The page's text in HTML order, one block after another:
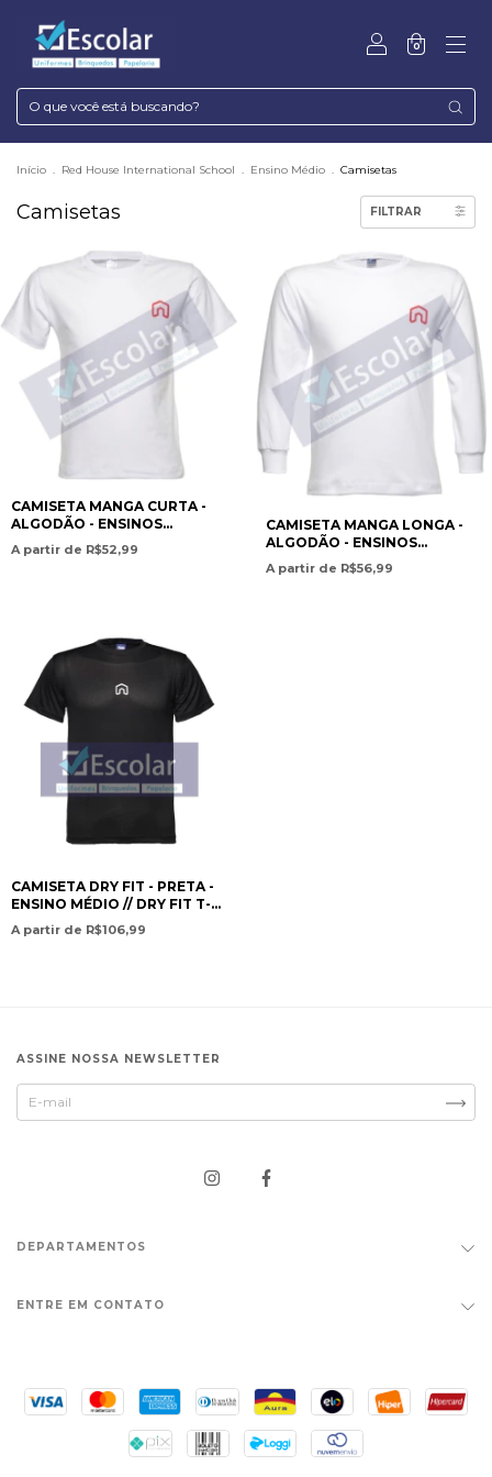
0
Início . Red House International School . Ensino Médio . Camisetas
Camisetas FILTRAR
CAMISETA MANGA CURTA -
ALGODÃO - ENSINOS
INFANTIL E FUNDAMENTAL /
SHORT-SLEEVE COTTON T-
A partir de R$52,99
CAMISETA MANGA LONGA -
ALGODÃO - ENSINOS
INFANTIL E FUNDAMENTAL /
LONG-SLEEVE COTTON T-
A partir de R$56,99
CAMISETA DRY FIT - PRETA -
ENSINO MÉDIO // DRY FIT T-
SHIRT - BLACK - HIGH
SCHOOL - RED HOUSE
A partir de R$106,99
ASSINE NOSSA NEWSLETTER
DEPARTAMENTOS
ENTRE EM CONTATO